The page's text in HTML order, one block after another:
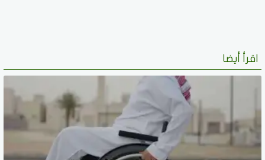
اقرأ أيضا